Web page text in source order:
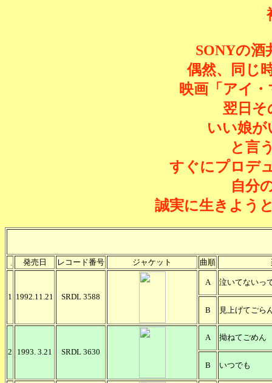
SONYの酒
偶然、同じ
映画「アイ
翌日そ
いい娘
と言
すぐにプロデ
自分
誠実に生きよう
発売日 レコード番号 ジャケット 曲順
1 1992.11.21 SRDL 3588
A 泣いてないっ
B 見上げてごら
2 1993. 3.21 SRDL 3630
A 拗ねてごめん
B いつでも